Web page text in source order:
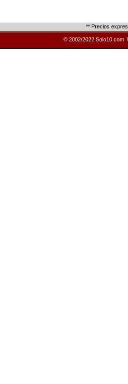
** Precios
© 2002/2022 Solo10.com